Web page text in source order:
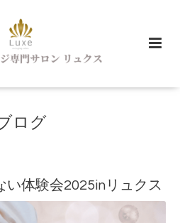
ログ
い体験会2025inリュクス